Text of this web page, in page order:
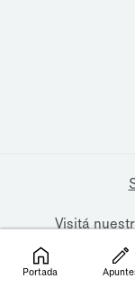
Visitá
Portada